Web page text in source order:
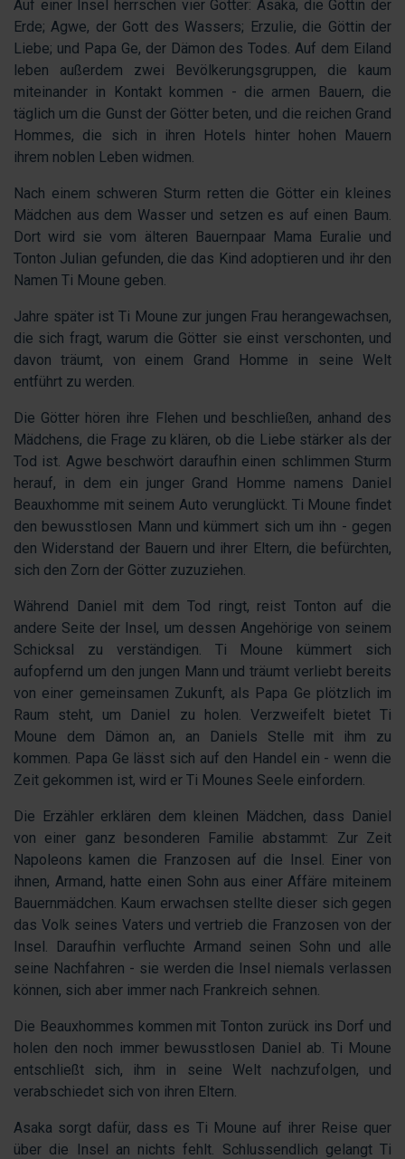
Auf einer Insel herrschen vier Götter: Asaka, die Göttin der
Erde; Agwe, der Gott des Wassers; Erzulie, die Göttin der
Liebe; und Papa Ge, der Dämon des Todes. Auf dem Eiland
leben außerdem zwei Bevölkerungsgruppen, die kaum
miteinander in Kontakt kommen - die armen Bauern, die
täglich um die Gunst der Götter beten, und die reichen Grand
Hommes, die sich in ihren Hotels hinter hohen Mauern
ihrem noblen Leben widmen.
Nach einem schweren Sturm retten die Götter ein kleines
Mädchen aus dem Wasser und setzen es auf einen Baum.
Dort wird sie vom älteren Bauernpaar Mama Euralie und
Tonton Julian gefunden, die das Kind adoptieren und ihr den
Namen Ti Moune geben.
Jahre später ist Ti Moune zur jungen Frau herangewachsen,
die sich fragt, warum die Götter sie einst verschonten, und
davon träumt, von einem Grand Homme in seine Welt
entführt zu werden.
Die Götter hören ihre Flehen und beschließen, anhand des
Mädchens, die Frage zu klären, ob die Liebe stärker als der
Tod ist. Agwe beschwört daraufhin einen schlimmen Sturm
herauf, in dem ein junger Grand Homme namens Daniel
Beauxhomme mit seinem Auto verunglückt. Ti Moune findet
den bewusstlosen Mann und kümmert sich um ihn - gegen
den Widerstand der Bauern und ihrer Eltern, die befürchten,
sich den Zorn der Götter zuzuziehen.
Während Daniel mit dem Tod ringt, reist Tonton auf die
andere Seite der Insel, um dessen Angehörige von seinem
Schicksal zu verständigen. Ti Moune kümmert sich
aufopfernd um den jungen Mann und träumt verliebt bereits
von einer gemeinsamen Zukunft, als Papa Ge plötzlich im
Raum steht, um Daniel zu holen. Verzweifelt bietet Ti
Moune dem Dämon an, an Daniels Stelle mit ihm zu
kommen. Papa Ge lässt sich auf den Handel ein - wenn die
Zeit gekommen ist, wird er Ti Mounes Seele einfordern.
Die Erzähler erklären dem kleinen Mädchen, dass Daniel
von einer ganz besonderen Familie abstammt: Zur Zeit
Napoleons kamen die Franzosen auf die Insel. Einer von
ihnen, Armand, hatte einen Sohn aus einer Affäre miteinem
Bauernmädchen. Kaum erwachsen stellte dieser sich gegen
das Volk seines Vaters und vertrieb die Franzosen von der
Insel. Daraufhin verfluchte Armand seinen Sohn und alle
seine Nachfahren - sie werden die Insel niemals verlassen
können, sich aber immer nach Frankreich sehnen.
Die Beauxhommes kommen mit Tonton zurück ins Dorf und
holen den noch immer bewusstlosen Daniel ab. Ti Moune
entschließt sich, ihm in seine Welt nachzufolgen, und
verabschiedet sich von ihren Eltern.
Asaka sorgt dafür, dass es Ti Moune auf ihrer Reise quer
über die Insel an nichts fehlt. Schlussendlich gelangt Ti